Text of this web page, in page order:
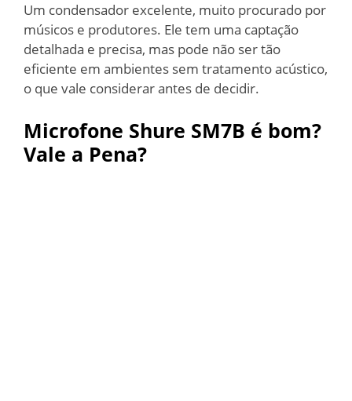
Um condensador excelente, muito procurado por
músicos e produtores. Ele tem uma captação
detalhada e precisa, mas pode não ser tão
eficiente em ambientes sem tratamento acústico,
o que vale considerar antes de decidir.
Microfone Shure SM7B é bom?
Vale a Pena?